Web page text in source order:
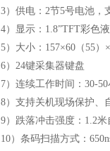
3）供电：2节5号电池，
4）显示：1.8”TFT彩色
5）大小：157×60（55）
6）24键采集器键盘
7）连续工作时间：30-
8）支持关机现场保护、
9）跌落冲击强度：1.2米
10）条码扫描方式：